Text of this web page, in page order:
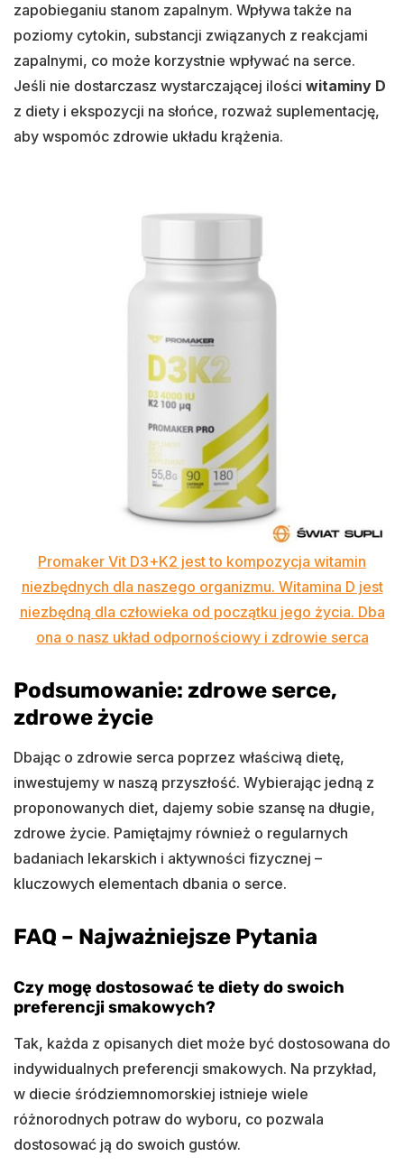
zapobieganiu stanom zapalnym. Wpływa także na
poziomy cytokin, substancji związanych z reakcjami
zapalnymi, co może korzystnie wpływać na serce.
Jeśli nie dostarczasz wystarczającej ilości witaminy D
z diety i ekspozycji na słońce, rozważ suplementację,
aby wspomóc zdrowie układu krążenia.
Promaker Vit D3+K2 jest to kompozycja witamin
niezbędnych dla naszego organizmu. Witamina D jest
niezbędną dla człowieka od początku jego życia. Dba
ona o nasz układ odpornościowy i zdrowie serca
Podsumowanie: zdrowe serce,
zdrowe życie
Dbając o zdrowie serca poprzez właściwą dietę,
inwestujemy w naszą przyszłość. Wybierając jedną z
proponowanych diet, dajemy sobie szansę na długie,
zdrowe życie. Pamiętajmy również o regularnych
badaniach lekarskich i aktywności fizycznej –
kluczowych elementach dbania o serce.
FAQ – Najważniejsze Pytania
Czy mogę dostosować te diety do swoich
preferencji smakowych?
Tak, każda z opisanych diet może być dostosowana do
indywidualnych preferencji smakowych. Na przykład,
w diecie śródziemnomorskiej istnieje wiele
różnorodnych potraw do wyboru, co pozwala
dostosować ją do swoich gustów.